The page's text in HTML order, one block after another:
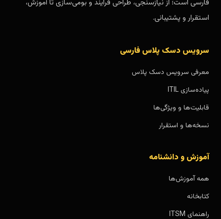
فارسی است؛ از نیازسنجی، طراحی فرایند و بومی‌سازی تا آموزش،
استقرار و پشتیبانی.
سرویس دسک پلاس فارسی
معرفی سرویس دسک پلاس
پیاده‌سازی ITIL
قابلیت‌ها و ویژگی‌ها
نسخه‌ها و استقرار
آموزش و دانشنامه
همه آموزش‌ها
کتابخانه
راهنمای ITSM